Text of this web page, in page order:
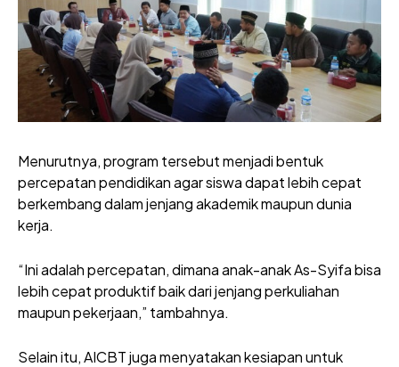
Menurutnya, program tersebut menjadi bentuk
percepatan pendidikan agar siswa dapat lebih cepat
berkembang dalam jenjang akademik maupun dunia
kerja.
“Ini adalah percepatan, dimana anak-anak As-Syifa bisa
lebih cepat produktif baik dari jenjang perkuliahan
maupun pekerjaan,” tambahnya.
Selain itu, AICBT juga menyatakan kesiapan untuk